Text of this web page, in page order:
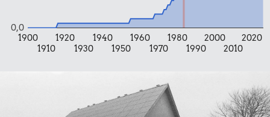
1900
1910
1920
1930
1940
1950
1960
1970
1980
1990
2000
2010
2020
0,0